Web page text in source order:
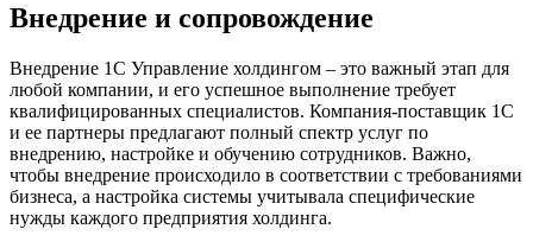
Внедрение и сопровождение
Внедрение 1С Управление холдингом – это важный этап для
любой компании, и его успешное выполнение требует
квалифицированных специалистов. Компания-поставщик 1С
и ее партнеры предлагают полный спектр услуг по
внедрению, настройке и обучению сотрудников. Важно,
чтобы внедрение происходило в соответствии с требованиями
бизнеса, а настройка системы учитывала специфические
нужды каждого предприятия холдинга.